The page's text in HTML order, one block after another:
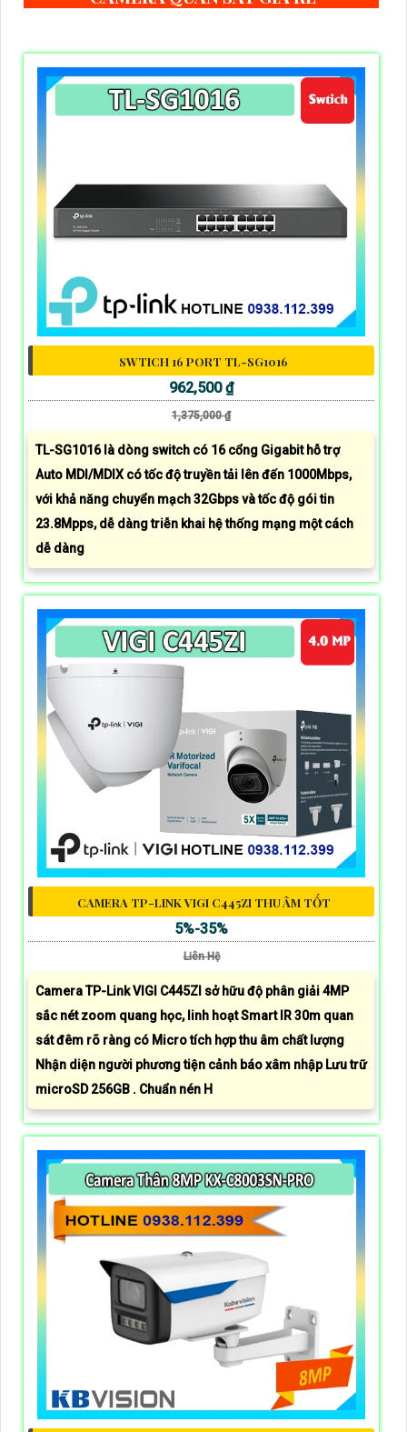
SWTICH 16 PORT TL-SG1016
962,500 ₫
1,375,000 ₫
TL-SG1016 là dòng switch có 16 cổng Gigabit hỗ trợ
Auto MDI/MDIX có tốc độ truyền tải lên đến 1000Mbps,
với khả năng chuyển mạch 32Gbps và tốc độ gói tin
23.8Mpps, dễ dàng triễn khai hệ thống mạng một cách
dễ dàng
CAMERA TP-LINK VIGI C445ZI THU ÂM TỐT
5%-35%
Liên Hệ
Camera TP-Link VIGI C445ZI sở hữu độ phân giải 4MP
sắc nét zoom quang học, linh hoạt Smart IR 30m quan
sát đêm rõ ràng có Micro tích hợp thu âm chất lượng
Nhận diện người phương tiện cảnh báo xâm nhập Lưu trữ
microSD 256GB . Chuẩn nén H